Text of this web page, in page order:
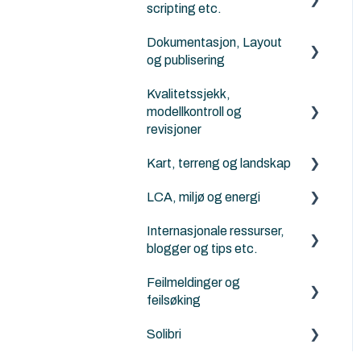
AI Visualizer
scripting etc.
Python for Archicad
Rhino - Grasshopper
Dokumentasjon, Layout
og publisering
Archicad
Kvalitetssjekk,
modellkontroll og
revisjoner
Solibri
Archicad
Kart, terreng og landskap
Generelt om terreng, kart
ArchiTerra
Norkart
LCA, miljø og energi
Energievaluering
Internasjonale ressurser,
blogger og tips etc.
Graphisoft
Feilmeldinger og
feilsøking
Archicad
Solibri